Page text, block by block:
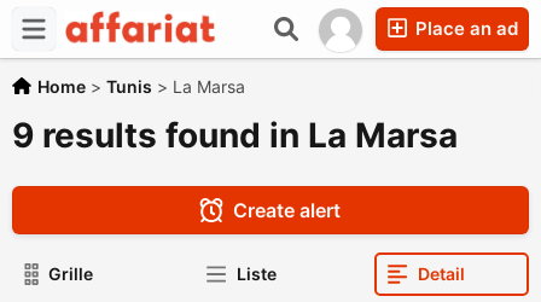
Place an ad
Home > Tunis > La Marsa
9 results found in La Marsa
Create alert
Grille Liste Detail